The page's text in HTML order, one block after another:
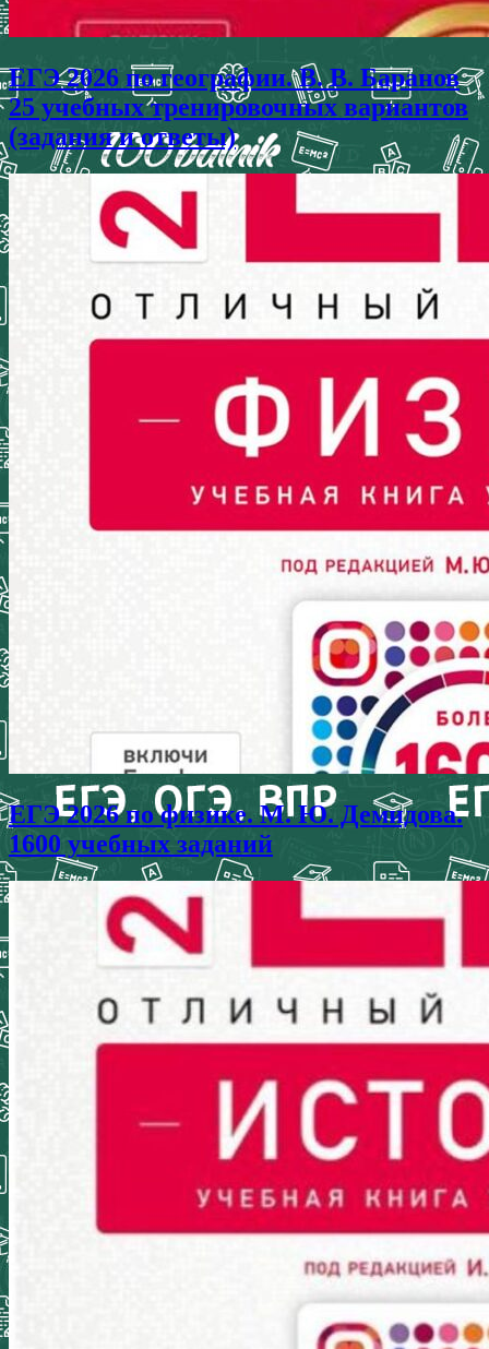
ЕГЭ 2026 по географии. В. В. Баранов
25 учебных тренировочных вариантов
(задания и ответы)
ЕГЭ 2026 по физике. М. Ю. Демидова.
1600 учебных заданий